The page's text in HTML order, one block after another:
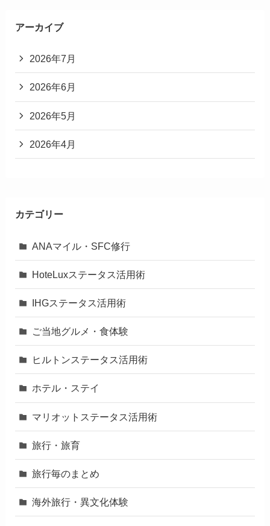
アーカイブ
2026年7月
2026年6月
2026年5月
2026年4月
カテゴリー
ANAマイル・SFC修行
HoteLuxステータス活用術
IHGステータス活用術
ご当地グルメ・食体験
ヒルトンステータス活用術
ホテル・ステイ
マリオットステータス活用術
旅行・旅育
旅行毎のまとめ
海外旅行・異文化体験